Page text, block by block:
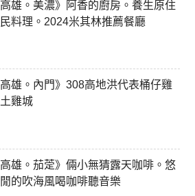
高雄。美濃》阿香的廚房。養生原住
民料理。2024米其林推薦餐廳
高雄。內門》308高地洪代表桶仔雞
土雞城
高雄。茄萣》倆小無猜露天咖啡。悠
閒的吹海風喝咖啡聽音樂